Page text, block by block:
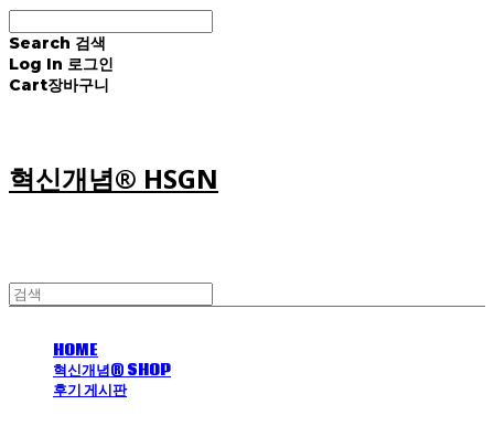
Search 검색
Log In 로그인
Cart장바구니
혁신개념® HSGN
HOME
혁신개념® SHOP
후기 게시판